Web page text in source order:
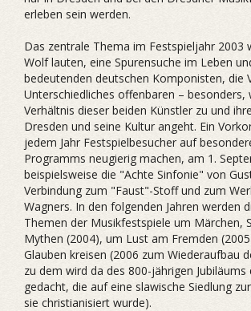
erleben sein werden.
Das zentrale Thema im Festspieljahr 2003
Wolf lauten, eine Spurensuche im Leben
bedeutenden deutschen Komponisten, die
Unterschiedliches offenbaren – besonders,
Verhältnis dieser beiden Künstler zu und
Dresden und seine Kultur angeht. Ein
jedem Jahr Festspielbesucher auf
Programms neugierig machen, am 1.
beispielsweise die "Achte Sinfonie" von
Verbindung zum "Faust"-Stoff und zum
Wagners. In den folgenden Jahren werden
Themen der Musikfestspiele um Märchen,
Mythen (2004), um Lust am Fremden
Glauben kreisen (2006 zum Wiederaufbau
zu dem wird da des 800-jährigen Jubiläums
gedacht, die auf eine slawische Siedlung
sie christianisiert wurde).